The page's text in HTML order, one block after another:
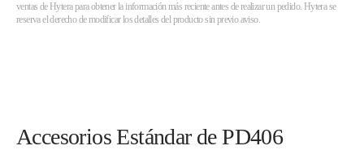
ventas de Hytera para obtener la información más reciente antes de realizar un pedido. Hytera se
reserva el derecho de modificar los detalles del producto sin previo aviso.
Accesorios Estándar de PD406